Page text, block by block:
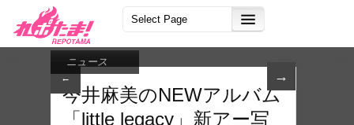
← →
ニュース
今井麻美のNEWア​ルバム
「little legacy」新アー​写